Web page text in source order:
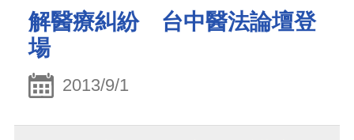
解醫療糾紛 台中醫法論壇登
場
2013/9/1